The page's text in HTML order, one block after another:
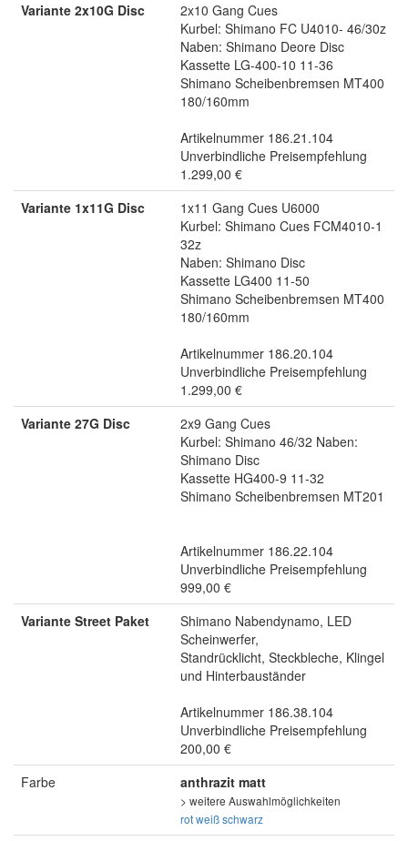
Variante 2x10G Disc
2x10 Gang Cues
Kurbel: Shimano FC U4010- 46/30z
Naben: Shimano Deore Disc
Kassette LG-400-10 11-36
Shimano Scheibenbremsen MT400
180/160mm
Artikelnummer 186.21.104
Unverbindliche Preisempfehlung
1.299,00 €
Variante 1x11G Disc
1x11 Gang Cues U6000
Kurbel: Shimano Cues FCM4010-1
32z
Naben: Shimano Disc
Kassette LG400 11-50
Shimano Scheibenbremsen MT400
180/160mm
Artikelnummer 186.20.104
Unverbindliche Preisempfehlung
1.299,00 €
Variante 27G Disc
2x9 Gang Cues
Kurbel: Shimano 46/32 Naben:
Shimano Disc
Kassette HG400-9 11-32
Shimano Scheibenbremsen MT201
Artikelnummer 186.22.104
Unverbindliche Preisempfehlung
999,00 €
Variante Street Paket
Shimano Nabendynamo, LED
Scheinwerfer,
Standrücklicht, Steckbleche, Klingel
und Hinterbauständer
Artikelnummer 186.38.104
Unverbindliche Preisempfehlung
200,00 €
Farbe
anthrazit matt
> weitere Auswahlmöglichkeiten
rotweißschwarz